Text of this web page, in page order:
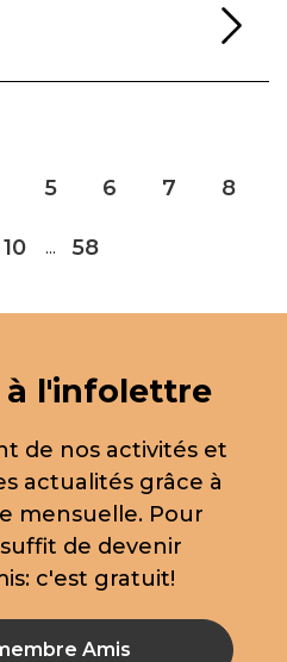
5 6 7 8
10 ... 58
à l'infolettre
de nos activités et
actualités grâce à
mensuelle. Pour
de devenir
c'est gratuit!
Amis